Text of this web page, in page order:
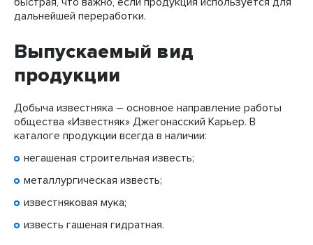
дальнейшей переработки.
Выпускаемый вид
продукции
Добыча известняка – основное направление работы
общества «Известняк» Джегонасский Карьер. В
каталоге продукции всегда в наличии:
негашеная строительная известь;
металлургическая известь;
известняковая мука;
известь гашеная гидратная.